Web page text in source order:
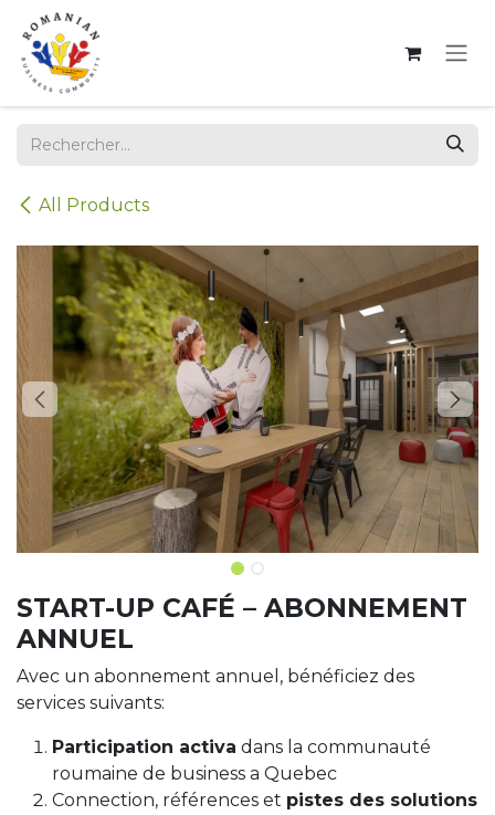
Se rendre au contenu
All Products
START-UP CAFÉ – ABONNEMENT
ANNUEL
Avec un abonnement annuel, bénéficiez des
services suivants:
Participation activa dans la communauté
roumaine de business a Quebec
Connection, références et pistes des solutions